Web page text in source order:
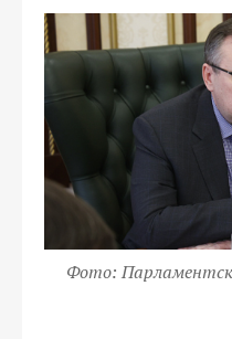
Фото: